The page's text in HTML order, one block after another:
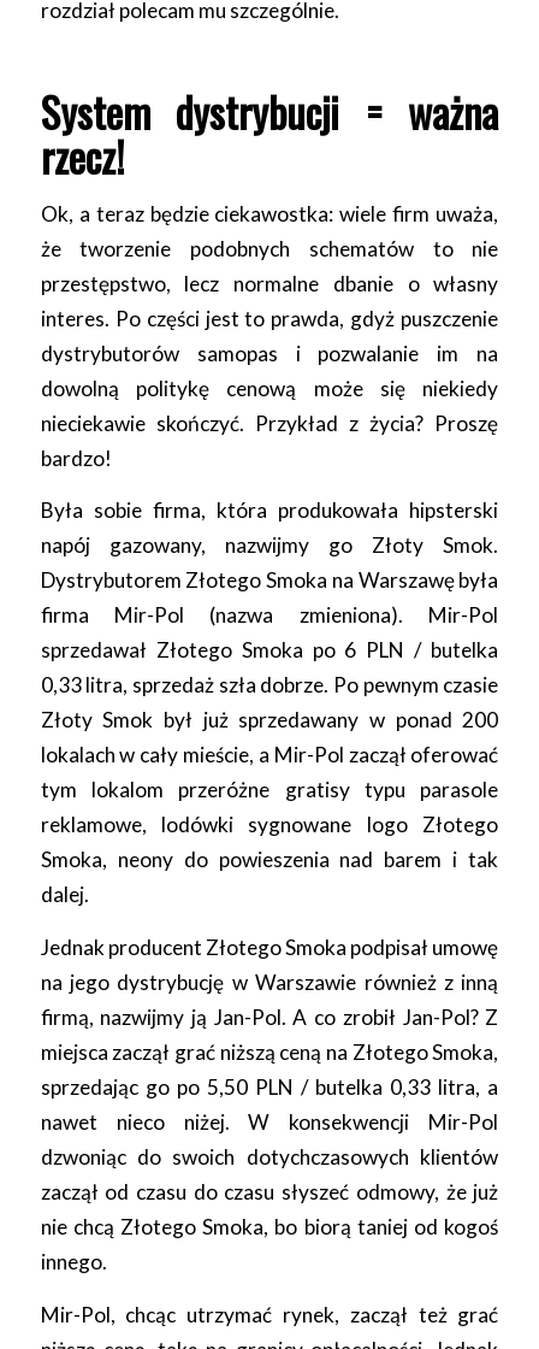
rozdział polecam mu szczególnie.
System dystrybucji = ważna
rzecz!
Ok, a teraz będzie ciekawostka: wiele firm uważa,
że tworzenie podobnych schematów to nie
przestępstwo, lecz normalne dbanie o własny
interes. Po części jest to prawda, gdyż puszczenie
dystrybutorów samopas i pozwalanie im na
dowolną politykę cenową może się niekiedy
nieciekawie skończyć. Przykład z życia? Proszę
bardzo!
Była sobie firma, która produkowała hipsterski
napój gazowany, nazwijmy go Złoty Smok.
Dystrybutorem Złotego Smoka na Warszawę była
firma Mir-Pol (nazwa zmieniona). Mir-Pol
sprzedawał Złotego Smoka po 6 PLN / butelka
0,33 litra, sprzedaż szła dobrze. Po pewnym czasie
Złoty Smok był już sprzedawany w ponad 200
lokalach w cały mieście, a Mir-Pol zaczął oferować
tym lokalom przeróżne gratisy typu parasole
reklamowe, lodówki sygnowane logo Złotego
Smoka, neony do powieszenia nad barem i tak
dalej.
Jednak producent Złotego Smoka podpisał umowę
na jego dystrybucję w Warszawie również z inną
firmą, nazwijmy ją Jan-Pol. A co zrobił Jan-Pol? Z
miejsca zaczął grać niższą ceną na Złotego Smoka,
sprzedając go po 5,50 PLN / butelka 0,33 litra, a
nawet nieco niżej. W konsekwencji Mir-Pol
dzwoniąc do swoich dotychczasowych klientów
zaczął od czasu do czasu słyszeć odmowy, że już
nie chcą Złotego Smoka, bo biorą taniej od kogoś
innego.
Mir-Pol, chcąc utrzymać rynek, zaczął też grać